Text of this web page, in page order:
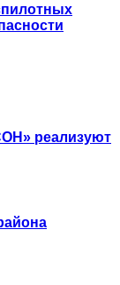
реализуют